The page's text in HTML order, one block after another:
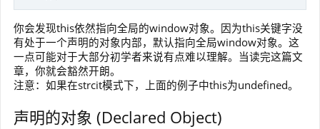
你会发现this依然指向全局的window对象。因为this关键字没
有处于一个声明的对象内部，默认指向全局window对象。这
一点可能对于大部分初学者来说有点难以理解。当读完这篇文
章，你就会豁然开朗。
注意：如果在strcit模式下，上面的例子中this为undefined。
声明的对象 (Declared Object)